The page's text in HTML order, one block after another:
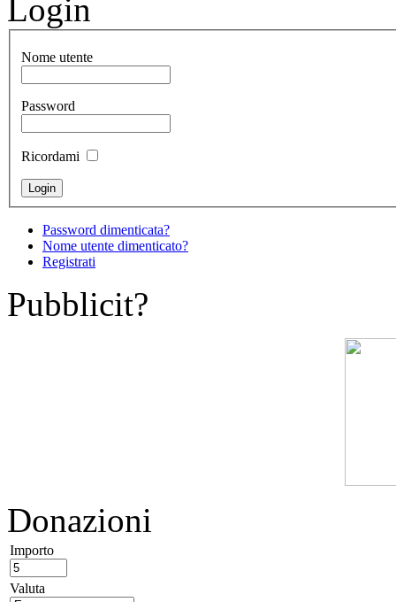
Login
Nome utente
Password
Ricordami
Password dimenticata?
Nome utente dimenticato?
Registrati
Pubblicit?
Donazioni
Importo
Valuta